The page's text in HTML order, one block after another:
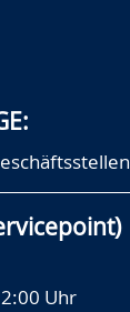
Uhr